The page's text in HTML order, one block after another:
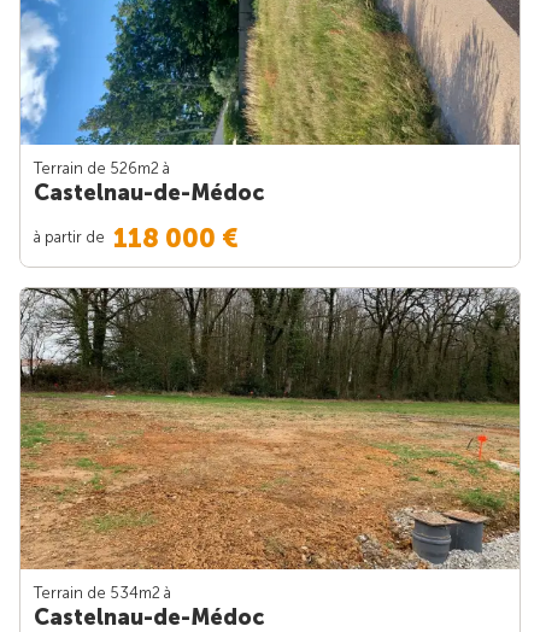
Terrain de 526m2 à
Castelnau-de-Médoc
à partir de 118 000 €
Terrain de 534m2 à
Castelnau-de-Médoc